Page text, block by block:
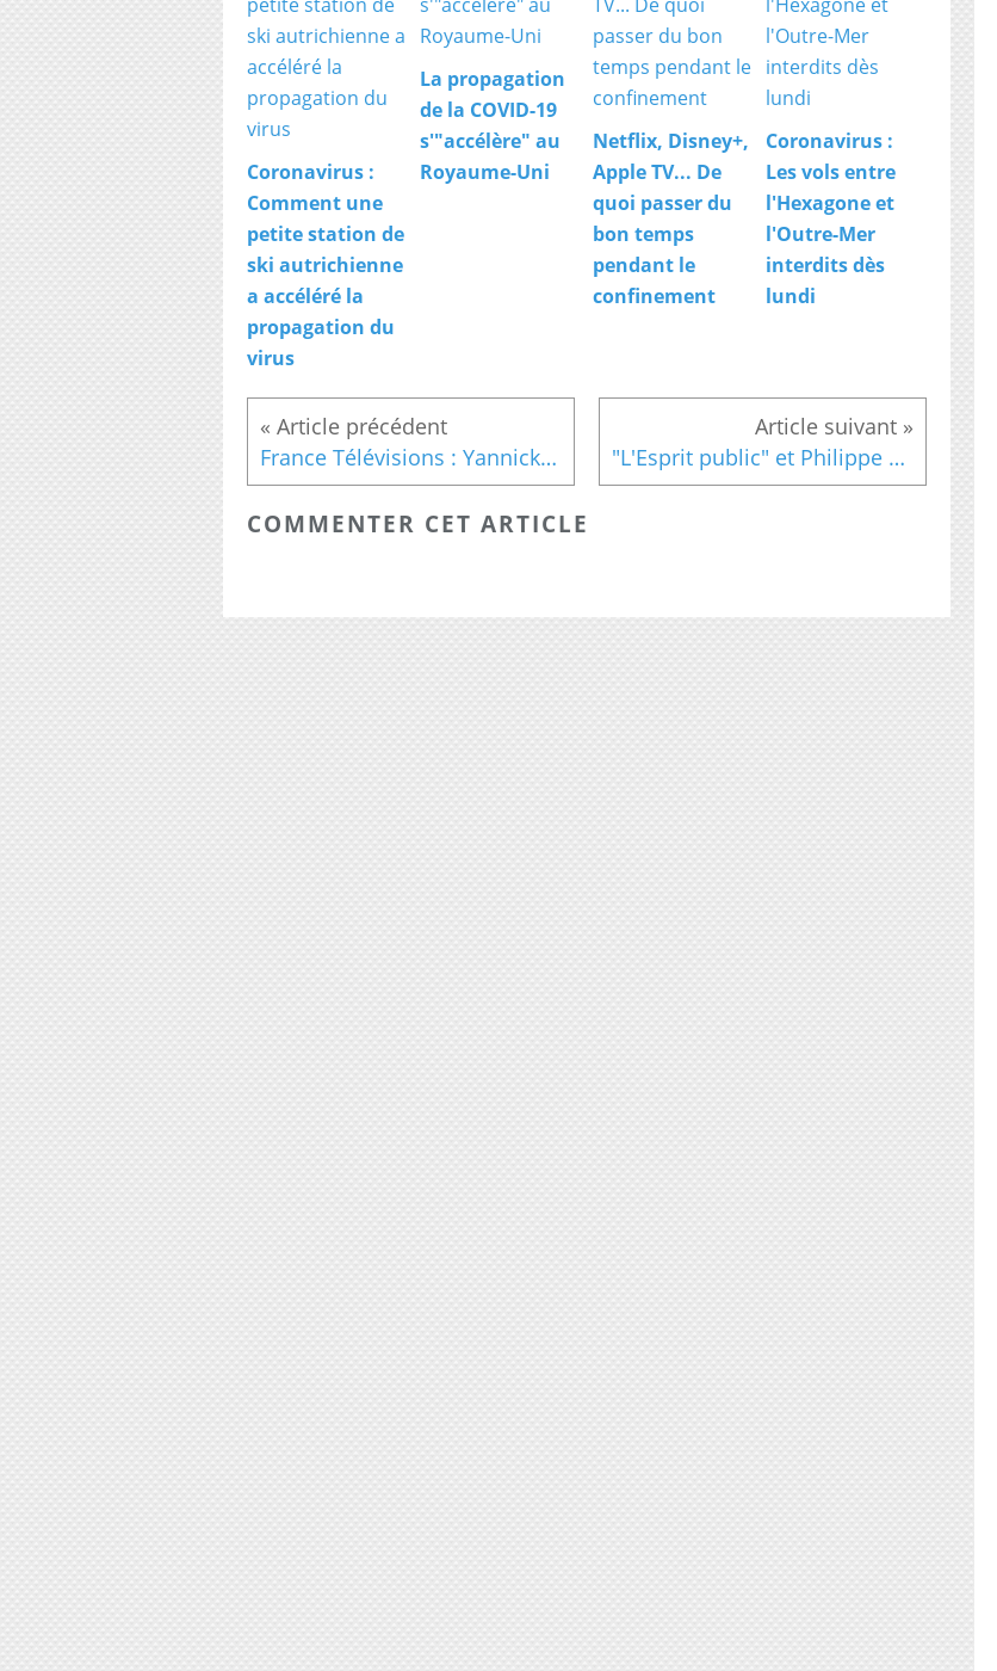
Coronavirus :
Comment une
petite station de
ski autrichienne
a accéléré la
propagation du
virus
La propagation
de la COVID-19
s'"accélère" au
Royaume-Uni
Netflix, Disney+,
Apple TV... De
quoi passer du
bon temps
pendant le
confinement
Coronavirus :
Les vols entre
l'Hexagone et
l'Outre-Mer
interdits dès
lundi
France Télévisions : Yannick Letranchant remplace Michel Field à la tête de l'info "L'Esprit public" et Philippe Meyer évincés de France Culture
COMMENTER CET ARTICLE